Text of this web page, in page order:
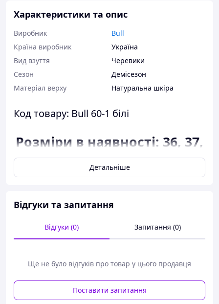
Характеристики та опис
Виробник
Bull
Країна виробник
Україна
Вид взуття
Черевики
Сезон
Демісезон
Матеріал верху
Натуральна шкіра
Код товару: Bull 60-1 білі
Розміри в наявності: 36, 37,
38, 39, 40, 41.
Відповідність розміру до
розмір 36 - 23 сантиметра;
розмір 37 - 23,7
сантиметра;
розмір 38 - 24,3
розмір 39 - 25 сантиметрів;
розмір 40 - 25,7
сантиметра;
розмір 41 - 26,2
Детальніше
Відгуки та запитання
Відгуки (0) Запитання (0)
Ще не було відгуків про товар у цього продавця
Поставити запитання